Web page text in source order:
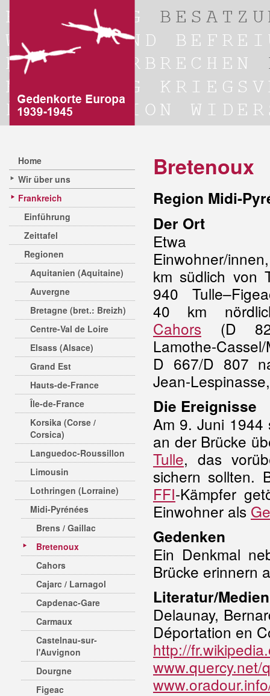
Home
Wir über uns
Frankreich
Einführung
Zeittafel
Regionen
Aquitanien (Aquitaine)
Auvergne
Bretagne (bret.: Breizh)
Centre-Val de Loire
Elsass (Alsace)
Grand Est
Hauts-de-France
Île-de-France
Korsika (Corse /
Corsica)
Languedoc-Roussillon
Limousin
Lothringen (Lorraine)
Midi-Pyrénées
Brens / Gaillac
Bretenoux
Cahors
Cajarc / Larnagol
Capdenac-Gare
Carmaux
Castelnau-sur-
l'Auvignon
Dourgne
Figeac
Bretenoux
Region Midi-
Der Ort
Etwa
Einwohner/
km südlich von
940
40 km
Cahors (D
Lamothe-
D 667/D 807
Jean-
Die Ereignisse
Am 9. Juni 1944
an der Brücke
Tulle, das
sichern sollten.
FFI-Kämpfer
Einwohner als
Gedenken
Ein Denkmal
Brücke erinnern
Literatur/Medien
Delaunay,
Déportation en
http://
www.quercy.net/